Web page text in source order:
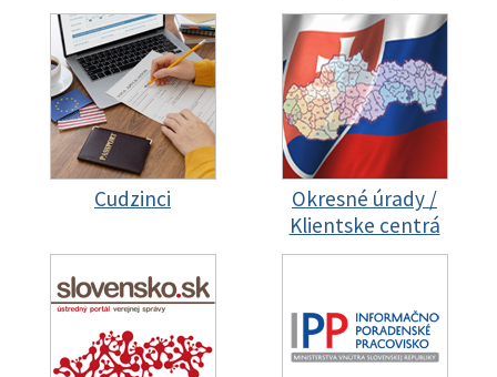
Cudzinci
Okresné úrady /
Klientske centrá